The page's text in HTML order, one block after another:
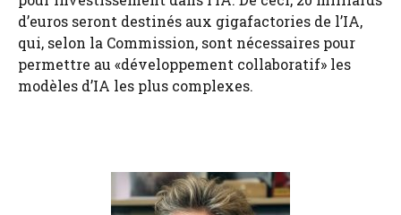
d’euros seront destinés aux gigafactories de l’IA,
qui, selon la Commission, sont nécessaires pour
permettre au «développement collaboratif» les
modèles d’IA les plus complexes.